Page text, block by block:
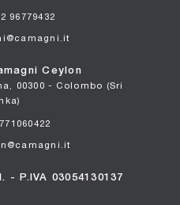
96779432
Ceylon
00300 - Colombo (Sri
- P.IVA 03054130137